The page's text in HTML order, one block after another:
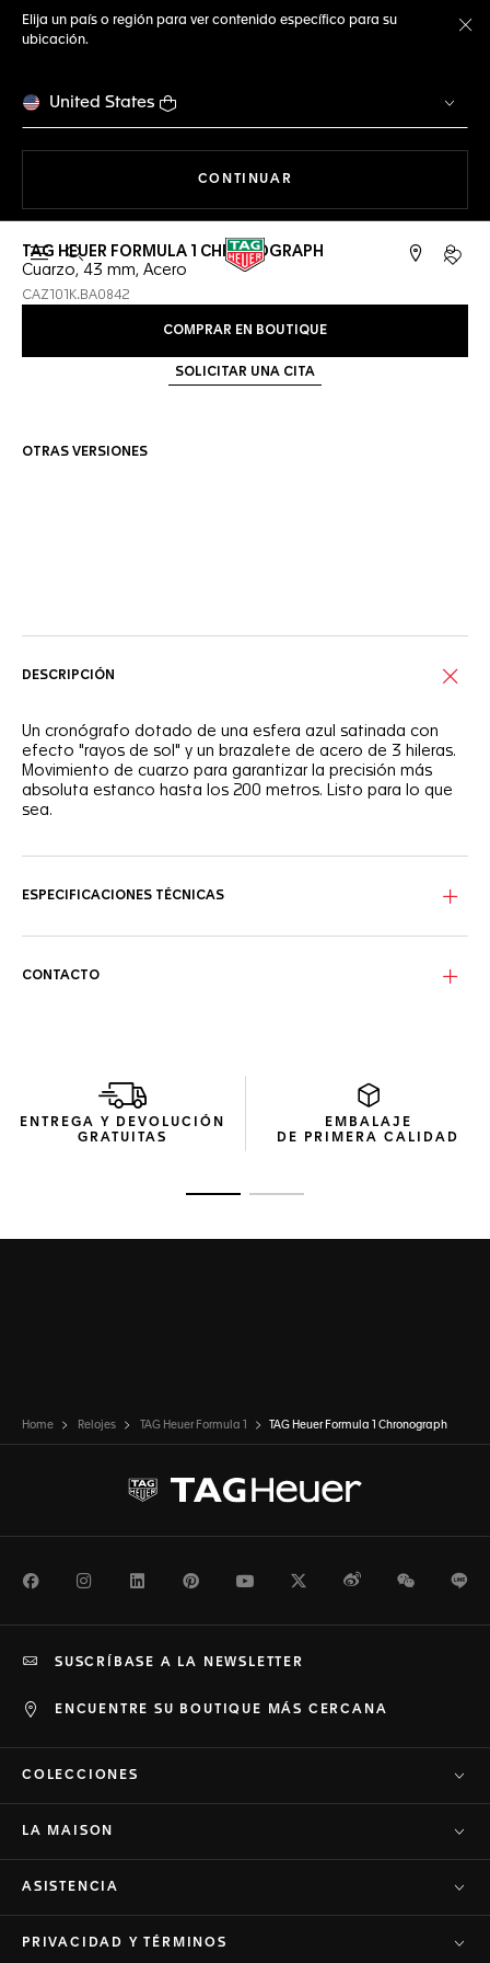
Elija un país o región para ver contenido específico para su
ubicación.
United States
CONTINUAR
Abrir el menú de búsqueda
TAG HEUER FORMULA 1 CHRONOGRAPH
Cuarzo, 43 mm, Acero
CAZ101K.BA0842
COMPRAR EN BOUTIQUE
SOLICITAR UNA CITA
OTRAS VERSIONES
DESCRIPCIÓN
Un cronógrafo dotado de una esfera azul satinada con
efecto "rayos de sol" y un brazalete de acero de 3 hileras.
Movimiento de cuarzo para garantizar la precisión más
absoluta estanco hasta los 200 metros. Listo para lo que
sea.
ESPECIFICACIONES TÉCNICAS
CONTACTO
ENTREGA Y DEVOLUCIÓN
GRATUITAS
EMBALAJE
DE PRIMERA CALIDAD
Home Relojes TAG Heuer Formula 1 TAG Heuer Formula 1 Chronograph
FacebookInstagramLinkedInPinterestYoutubeTwitterWeiboWeChat
ENCUENTRE SU BOUTIQUE MÁS CERCANA
SUSCRÍBASE A LA NEWSLETTER
COLECCIONES
LA MAISON
ASISTENCIA
PRIVACIDAD Y TÉRMINOS